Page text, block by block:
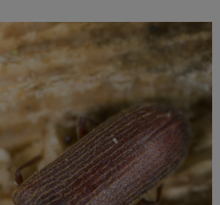
tot onder de buitenste laag om daar in
verpoppen. De duur van het larvestadium
twee jaar.